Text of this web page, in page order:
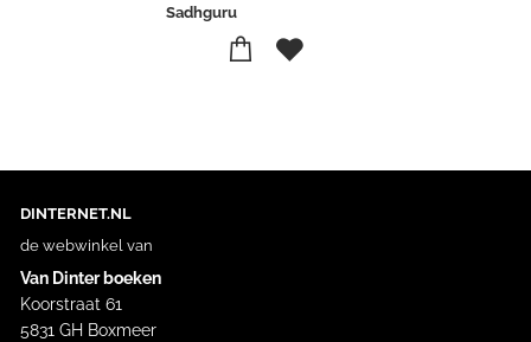
Sadhguru
DINTERNET.NL
de webwinkel van
Van Dinter boeken
Koorstraat 61
5831 GH Boxmeer